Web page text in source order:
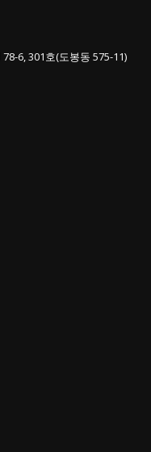
78-6, 301호(도봉동 575-11)